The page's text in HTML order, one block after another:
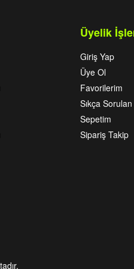
Üyelik
Giriş Yap
Üye Ol
Favorilerim
Sıkça
Sepetim
Sipariş Takip